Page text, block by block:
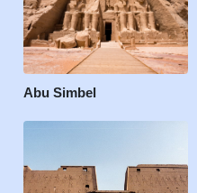
Abu Simbel